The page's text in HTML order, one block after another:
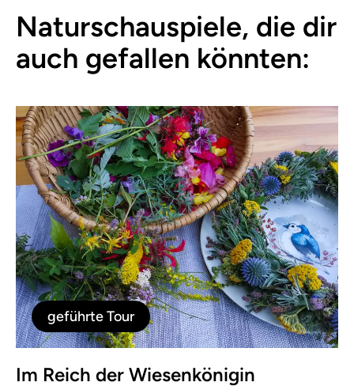
Naturschauspiele, die dir
auch gefallen könnten:
geführte Tour
Im Reich der Wiesenkönigin